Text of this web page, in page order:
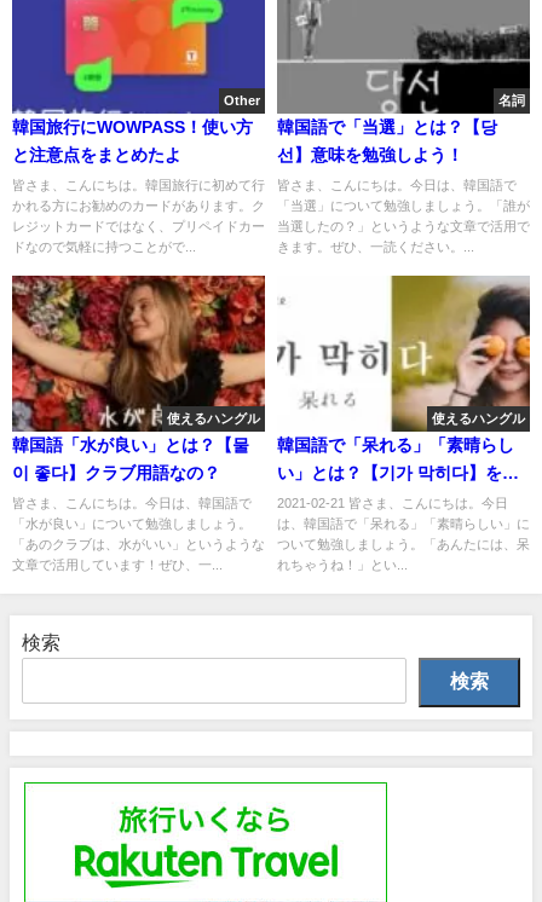
Other
韓国旅行にWOWPASS！使い方
と注意点をまとめたよ
皆さま、こんにちは。韓国旅行に初めて行
かれる方にお勧めのカードがあります。ク
レジットカードではなく、プリペイドカー
ドなので気軽に持つことがで...
名詞
韓国語で「当選」とは？【당
선】意味を勉強しよう！
皆さま、こんにちは。今日は、韓国語で
「当選」について勉強しましょう。「誰が
当選したの？」というような文章で活用で
きます。ぜひ、一読ください。...
使えるハングル
韓国語「水が良い」とは？【물
이 좋다】クラブ用語なの？
皆さま、こんにちは。今日は、韓国語で
「水が良い」について勉強しましょう。
「あのクラブは、水がいい」というような
文章で活用しています！ぜひ、一...
使えるハングル
韓国語で「呆れる」「素晴らし
い」とは？【기가 막히다】を活
用する！
2021-02-21 皆さま、こんにちは。今日
は、韓国語で「呆れる」「素晴らしい」に
ついて勉強しましょう。「あんたには、呆
れちゃうね！」とい...
検索
検索